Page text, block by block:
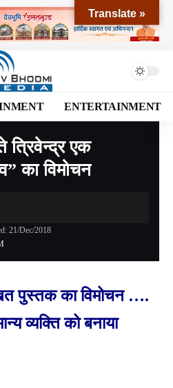
ENTERTAINMENT
>UTTARAKHAND>
त्रिवेन्द्र एक
का विमोचन
21/Dec/2018
पुस्तक का विमोचन ….
व्यक्ति को बनाया
Translate »